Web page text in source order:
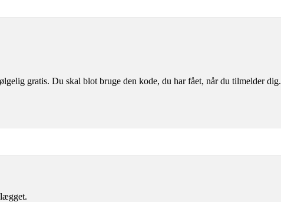
gratis. Du skal blot bruge den kode, du har fået, når du tilmelder dig.